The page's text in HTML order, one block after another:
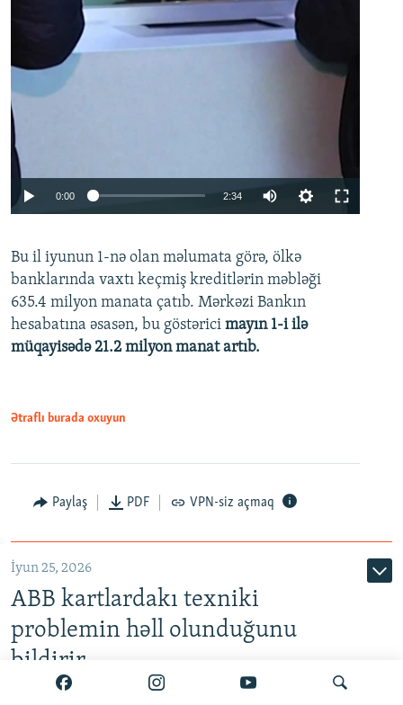
Auto 240p 360p 480p
720p 1080p
0:00 2:34
360p
480p
720p
Bu il iyunun 1-nə olan məlumata görə, ölkə
banklarında vaxtı keçmiş kreditlərin məbləği
635.4 milyon manata çatıb. Mərkəzi Bankın
hesabatına əsasən, bu göstərici mayın 1-i ilə
müqayisədə 21.2 milyon manat artıb.
Ətraflı burada oxuyun
Paylaş PDF VPN-siz açmaq
İyun 25, 2026
ABB kartlardakı texniki
problemin həll olunduğunu
bildirir